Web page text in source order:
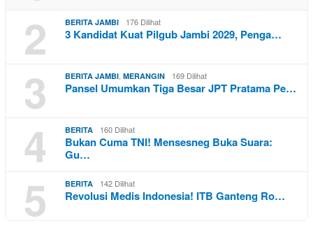
2 BERITA JAMBI 176 Dilihat
3 Kandidat Kuat Pilgub Jambi 2029, Penga…
3 BERITA JAMBI, MERANGIN 169 Dilihat
Pansel Umumkan Tiga Besar JPT Pratama Pe…
4 BERITA 160 Dilihat
Bukan Cuma TNI! Mensesneg Buka Suara:
Gu…
5 BERITA 142 Dilihat
Revolusi Medis Indonesia! ITB Ganteng Ro…